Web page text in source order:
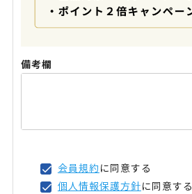
備考欄
会員規約に同意する
個人情報保護方針に同意する